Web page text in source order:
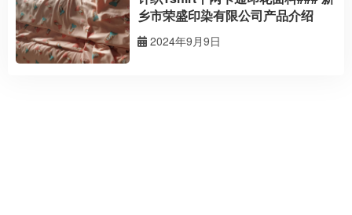
乡市荣盛印染有限公司产品介绍
2024年9月9日